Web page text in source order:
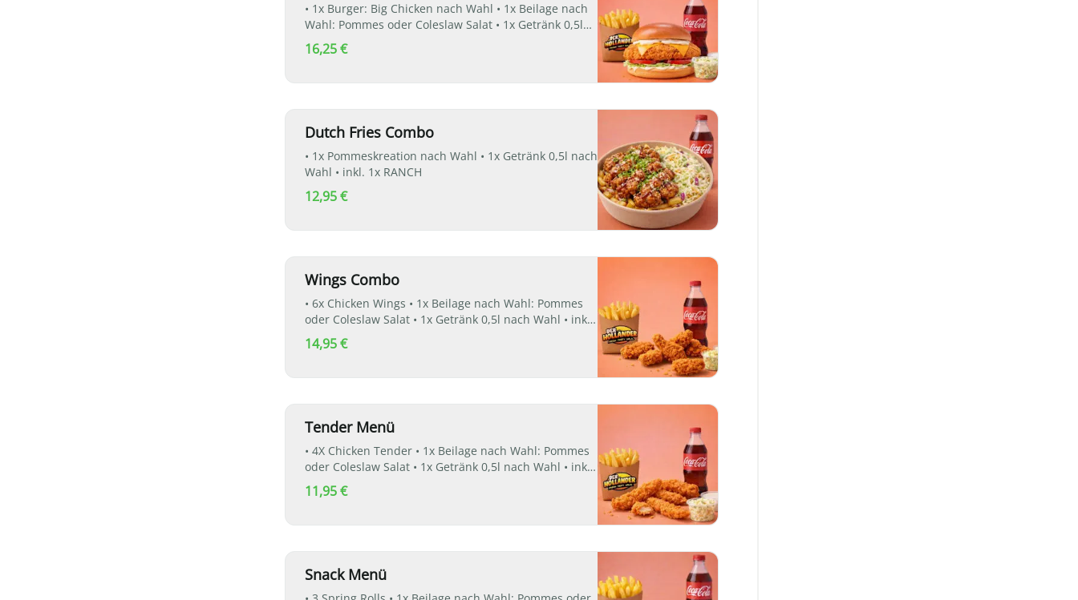
• 1x Burger: Big Chicken nach Wahl • 1x Beilage nach
Wahl: Pommes oder Coleslaw Salat • 1x Getränk 0,5l
nach Wahl • inkl. 1x RANCH
16,25 €
Dutch Fries Combo
• 1x Pommeskreation nach Wahl • 1x Getränk 0,5l nach
Wahl • inkl. 1x RANCH
12,95 €
Wings Combo
• 6x Chicken Wings • 1x Beilage nach Wahl: Pommes
oder Coleslaw Salat • 1x Getränk 0,5l nach Wahl • inkl.
1x RANCH
14,95 €
Tender Menü
• 4X Chicken Tender • 1x Beilage nach Wahl: Pommes
oder Coleslaw Salat • 1x Getränk 0,5l nach Wahl • inkl.
1x RANCH
11,95 €
Snack Menü